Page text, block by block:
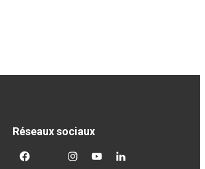
Réseaux sociaux
facebooktwittergoogleplus
googleplusgoogleplus